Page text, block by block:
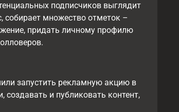
подписчиков выглядит
собирает множество отметок –
придать личному профилю
запустить рекламную акцию в
и публиковать контент,